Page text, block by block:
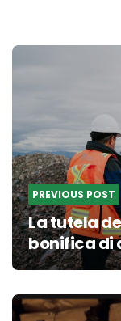
Post
PREVIOUS POST
La tutela
bonifica di